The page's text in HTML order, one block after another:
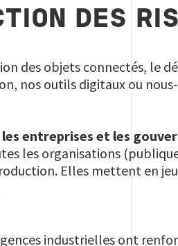
DES
des objets connectés, le
nos outils digitaux ou
entreprises et les
les organisations
Elles mettent en
industrielles ont